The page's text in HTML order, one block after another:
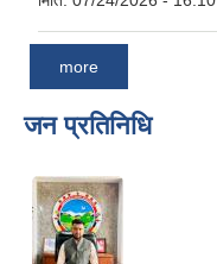
more
जन प्रतिनिधि